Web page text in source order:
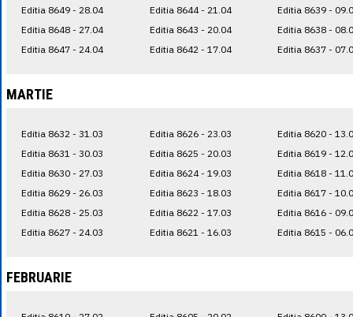
Editia 8649 - 28.04
Editia 8648 - 27.04
Editia 8647 - 24.04
Editia 8644 - 21.04
Editia 8643 - 20.04
Editia 8642 - 17.04
Editia 8639 -
Editia 8638 -
Editia 8637 -
MARTIE
Editia 8632 - 31.03
Editia 8631 - 30.03
Editia 8630 - 27.03
Editia 8629 - 26.03
Editia 8628 - 25.03
Editia 8627 - 24.03
Editia 8626 - 23.03
Editia 8625 - 20.03
Editia 8624 - 19.03
Editia 8623 - 18.03
Editia 8622 - 17.03
Editia 8621 - 16.03
Editia 8620 -
Editia 8619 -
Editia 8618 -
Editia 8617 -
Editia 8616 -
Editia 8615 -
FEBRUARIE